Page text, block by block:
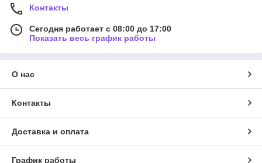
Контакты
Сегодня работает с 08:00 до 17:00
Показать весь график работы
О нас
Контакты
Доставка и оплата
График работы